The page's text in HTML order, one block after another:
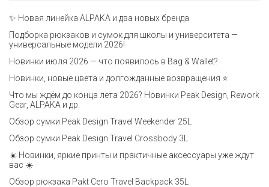
✨ Новая линейка ALPAKA и два новых бренда
Подборка рюкзаков и сумок для школы и университета —
универсальные модели 2026!
Новинки июля 2026 — что появилось в Bag & Wallet?
Новинки, новые цвета и долгожданные возвращения ⭐️
Что мы ждём до конца лета 2026? Новинки Peak Design, Rework
Gear, ALPAKA и др.
Обзор сумки Peak Design Travel Weekender 25L
Обзор сумки Peak Design Travel Crossbody 3L
☀️ Новинки, яркие принты и практичные аксессуары уже ждут
вас ☀️
Обзор рюкзака Pakt Cero Travel Backpack 35L